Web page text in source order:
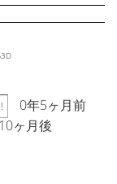
0年5ヶ月前
ヶ月後